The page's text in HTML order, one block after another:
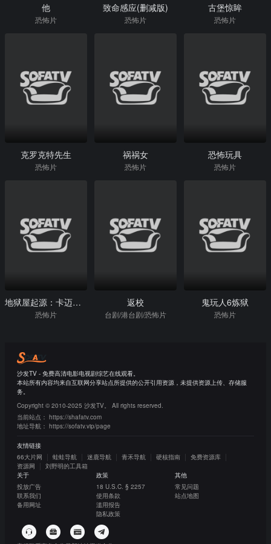
他
恐怖片
致命感应(删减版)
恐怖片
古堡惊眸
恐怖片
克罗克特先生
恐怖片
祸祸女
恐怖片
恐怖玩具
恐怖片
地狱屋起源：卡迈克尔庄园
恐怖片
返校
台剧/港台剧/恐怖片
鬼玩人6炼狱
恐怖片
沙发TV - 免费高清电影电视剧综艺在线观看。
本站所有内容均来自互联网分享站点所提供的公开引用资源，未提供资源上传、存储服
务。
Copyright © 2010-2025 沙发TV。 All rights reserved.
当前站点： https://shafatv.com
地址导航： https://sofatv.vip/page
友情链接
66大片网
蛙蛙导航 迷鹿导航 青禾导航 硬核指南
免费资源库
资源网
刘野明的工具箱
关于
投放广告
联系我们
备用网址
政策
18 U.S.C. § 2257
使用条款
滥用报告
隐私政策
其他
常见问题
站点地图